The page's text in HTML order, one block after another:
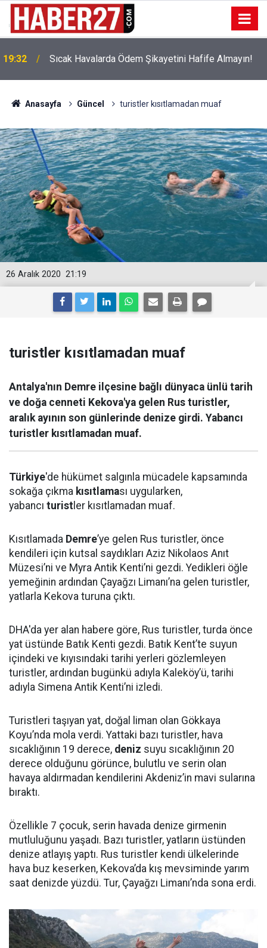
19:32 Sıcak Havalarda Ödem Şikayetini Hafife Almayın!
Anasayfa Güncel turistler kısıtlamadan muaf
21:19
26 Aralık 2020
turistler kısıtlamadan muaf
Antalya'nın Demre ilçesine bağlı dünyaca ünlü tarih
ve doğa cenneti Kekova'ya gelen Rus turistler,
aralık ayının son günlerinde denize girdi. Yabancı
turistler kısıtlamadan muaf.
Türkiye'de hükümet salgınla mücadele kapsamında
sokağa çıkma kısıtlaması uygularken,
yabancı turist ler kısıtlamadan muaf.
Kısıtlamada Demre’ye gelen Rus turistler, önce
kendileri için kutsal saydıkları Aziz Nikolaos Anıt
Müzesi’ni ve Myra Antik Kenti’ni gezdi. Yedikleri öğle
yemeğinin ardından Çayağzı Limanı’na gelen turistler,
yatlarla Kekova turuna çıktı.
DHA'da yer alan habere göre, Rus turistler, turda önce
yat üstünde Batık Kenti gezdi. Batık Kent’te suyun
içindeki ve kıyısındaki tarihi yerleri gözlemleyen
turistler, ardından bugünkü adıyla Kaleköy’ü, tarihi
adıyla Simena Antik Kenti’ni izledi.
Turistleri taşıyan yat, doğal liman olan Gökkaya
Koyu’nda mola verdi. Yattaki bazı turistler, hava
sıcaklığının 19 derece, deniz suyu sıcaklığının 20
derece olduğunu görünce, bulutlu ve serin olan
havaya aldırmadan kendilerini Akdeniz’in mavi sularına
bıraktı.
Özellikle 7 çocuk, serin havada denize girmenin
mutluluğunu yaşadı. Bazı turistler, yatların üstünden
denize atlayış yaptı. Rus turistler kendi ülkelerinde
hava buz keserken, Kekova’da kış mevsiminde yarım
saat denizde yüzdü. Tur, Çayağzı Limanı’nda sona erdi.